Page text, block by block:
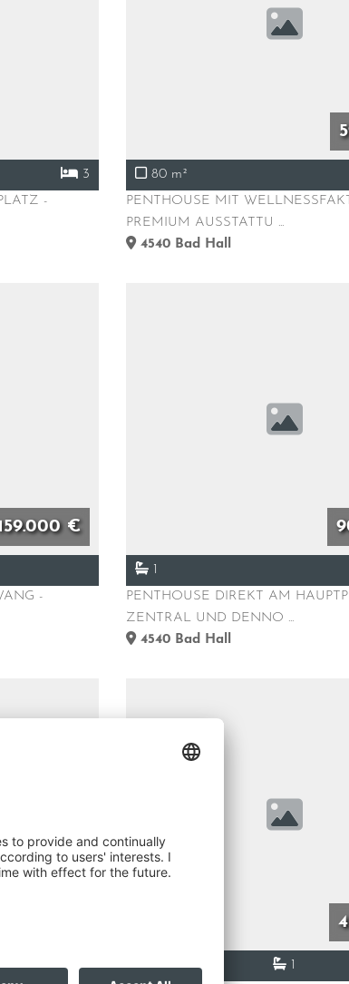
3
-
80 m²
PENTHOUSE MIT
PREMIUM AUSSTATTU ...
4540 Bad Hall
€
-
1
PENTHOUSE DIREKT AM
ZENTRAL UND DENNO ...
4540 Bad Hall
97 m² 1